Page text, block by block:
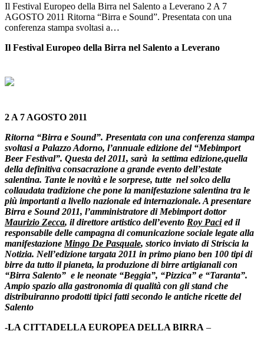
Il Festival Europeo della Birra nel Salento a Leverano 2 A 7
AGOSTO 2011 Ritorna “Birra e Sound”. Presentata con una
conferenza stampa svoltasi a…
Il Festival Europeo della Birra nel Salento a Leverano
2 A 7 AGOSTO 2011
Ritorna “Birra e Sound”. Presentata con una conferenza stampa
svoltasi a Palazzo Adorno, l’annuale edizione del “Mebimport
Beer Festival”. Questa del 2011, sarà la settima edizione,quella
della definitiva consacrazione a grande evento dell’estate
salentina. Tante le novità e le sorprese, tutte nel solco della
collaudata tradizione che pone la manifestazione salentina tra le
più importanti a livello nazionale ed internazionale. A presentare
Birra e Sound 2011, l’amministratore di Mebimport dottor
Maurizio Zecca, il direttore artistico dell’evento Roy Pacied il
responsabile delle campagna di comunicazione sociale legate alla
manifestazione Mingo De Pasquale, storico inviato di Striscia la
Notizia. Nell’edizione targata 2011 in primo piano ben 100 tipi di
birre da tutto il pianeta, la produzione di birre artigianali con
“Birra Salento” e le neonate “Beggia”, “Pizzica” e “Taranta”.
Ampio spazio alla gastronomia di qualità con gli stand che
distribuiranno prodotti tipici fatti secondo le antiche ricette del
Salento
-LA CITTADELLA EUROPEA DELLA BIRRA –